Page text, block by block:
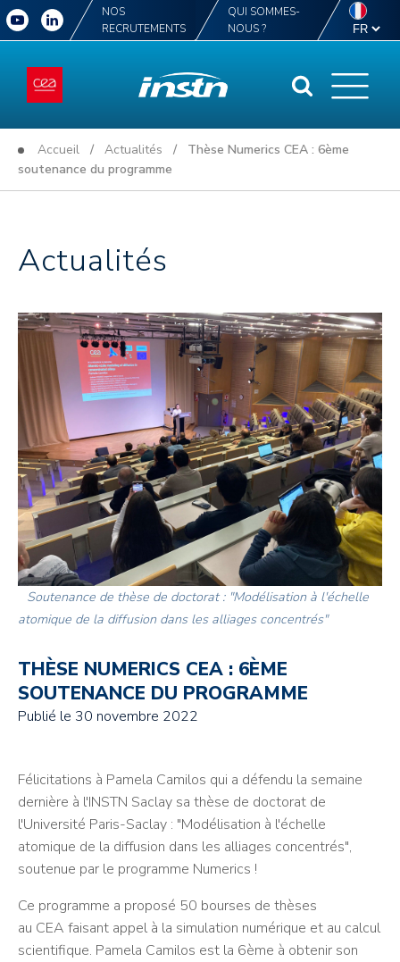
NOS
RECRUTEMENTS
QUI SOMMES-
NOUS ?
Accueil / Actualités / Thèse Numerics CEA : 6ème
soutenance du programme
Actualités
Soutenance de thèse de doctorat : "Modélisation à l'échelle
atomique de la diffusion dans les alliages concentrés"
THÈSE NUMERICS CEA : 6ÈME
SOUTENANCE DU PROGRAMME
Publié le 30 novembre 2022
Félicitations à Pamela Camilos qui a défendu la semaine
dernière à l'INSTN Saclay sa thèse de doctorat de
l'Université Paris-Saclay : "Modélisation à l'échelle
atomique de la diffusion dans les alliages concentrés",
soutenue par le programme Numerics !
Ce programme a proposé 50 bourses de thèses
au CEA faisant appel à la simulation numérique et au calcul
scientifique. Pamela Camilos est la 6ème à obtenir son